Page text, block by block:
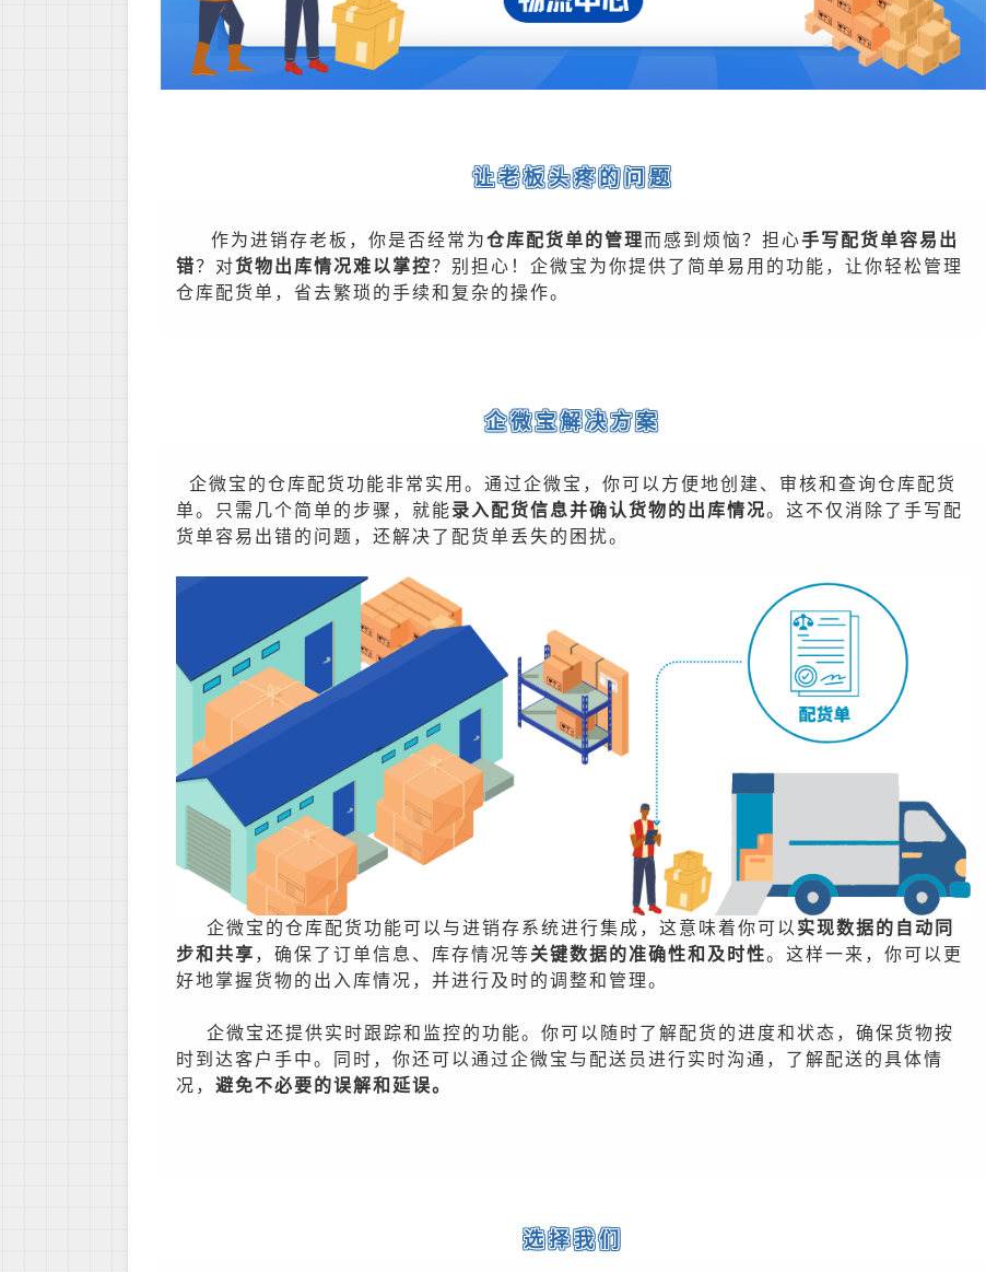
让老板头疼的问题
作为进销存老板，你是否经常为仓库配货单的管理而感到烦恼？担心手写配货单容易出
错？对货物出库情况难以掌控？别担心！企微宝为你提供了简单易用的功能，让你轻松管理
仓库配货单，省去繁琐的手续和复杂的操作。
企微宝解决方案
企微宝的仓库配货功能非常实用。通过企微宝，你可以方便地创建、审核和查询仓库配货
单。只需几个简单的步骤，就能录入配货信息并确认货物的出库情况。这不仅消除了手写配
货单容易出错的问题，还解决了配货单丢失的困扰。
企微宝的仓库配货功能可以与进销存系统进行集成，这意味着你可以 实现数据的自动同
步和共享 ，确保了订单信息、库存情况等关键数据的准确性和及时性。这样一来，你可以更
好地掌握货物的出入库情况，并进行及时的调整和管理。
企微宝还提供实时跟踪和监控的功能。你可以随时了解配货的进度和状态，确保货物按
时到达客户手中。同时，你还可以通过企微宝与配送员进行实时沟通，了解配送的具体情
况， 避免不必要的误解和延误。
选择我们